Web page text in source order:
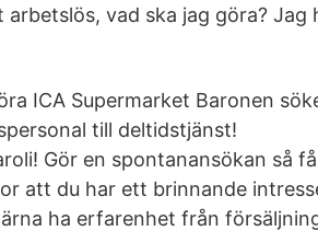
vad ska jag göra? Jag
ICA Supermarket Baronen
till deltidstjänst!
Gör en spontanansökan så
att du har ett brinnande
ha erfarenhet från